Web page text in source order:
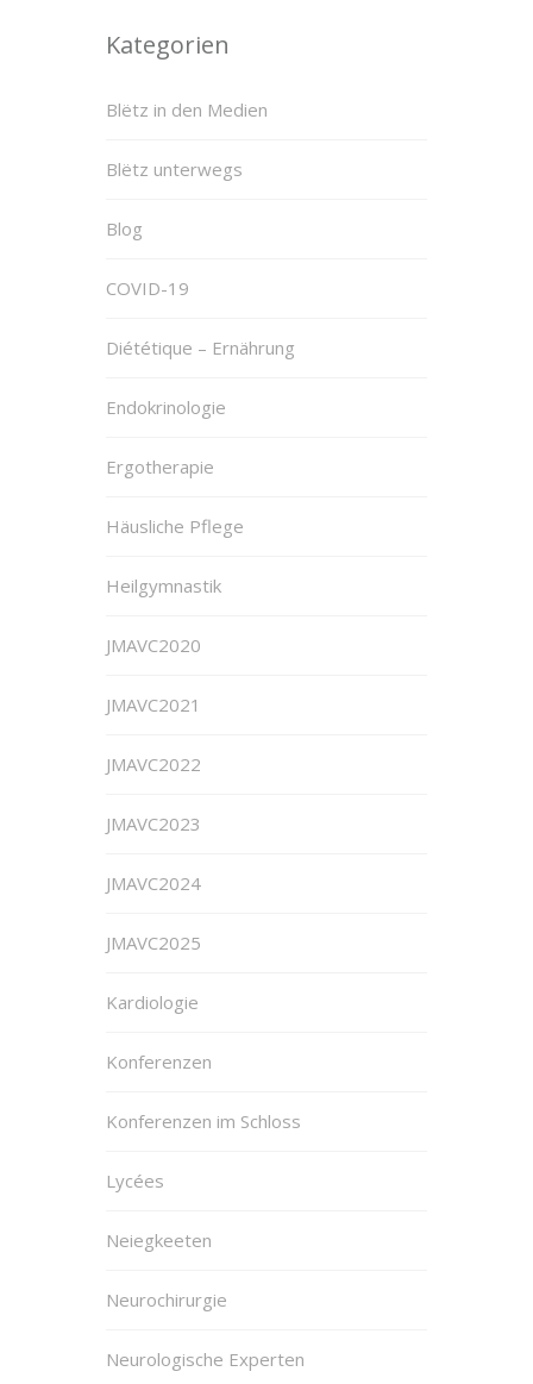
Kategorien
Blëtz in den Medien
Blëtz unterwegs
Blog
COVID-19
Diététique – Ernährung
Endokrinologie
Ergotherapie
Häusliche Pflege
Heilgymnastik
JMAVC2020
JMAVC2021
JMAVC2022
JMAVC2023
JMAVC2024
JMAVC2025
Kardiologie
Konferenzen
Konferenzen im Schloss
Lycées
Neiegkeeten
Neurochirurgie
Neurologische Experten